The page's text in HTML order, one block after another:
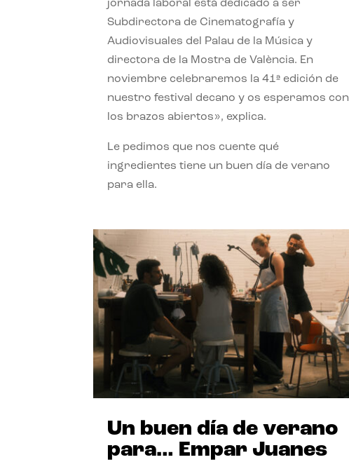
jornada laboral está dedicado a ser
Subdirectora de Cinematografía y
Audiovisuales del Palau de la Música y
directora de la Mostra de València. En
noviembre celebraremos la 41ª edición de
nuestro festival decano y os esperamos con
los brazos abiertos», explica.
Le pedimos que nos cuente qué
ingredientes tiene un buen día de verano
para ella.
Un buen día de verano
para… Empar Juanes